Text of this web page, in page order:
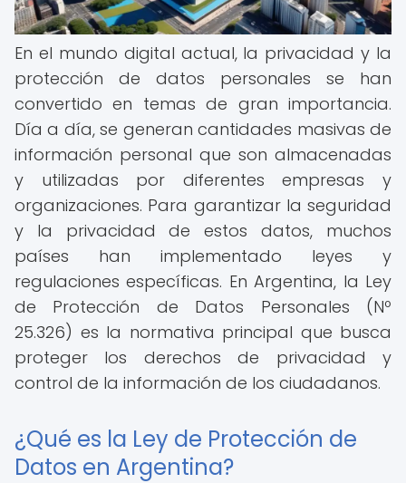
En el mundo digital actual, la privacidad y la
protección de datos personales se han
convertido en temas de gran importancia.
Día a día, se generan cantidades masivas de
información personal que son almacenadas
y utilizadas por diferentes empresas y
organizaciones. Para garantizar la seguridad
y la privacidad de estos datos, muchos
países han implementado leyes y
regulaciones específicas. En Argentina, la Ley
de Protección de Datos Personales (Nº
25.326) es la normativa principal que busca
proteger los derechos de privacidad y
control de la información de los ciudadanos.
¿Qué es la Ley de Protección de
Datos en Argentina?